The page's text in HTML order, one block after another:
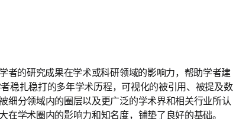
者的研究成果在学术或科研领域的影响力，帮助学者建
稳扎稳打的多年学术历程，可视化的被引用、被提及数
细分领域内的圈层以及更广泛的学术界和相关行业所认
学术圈内的影响力和知名度，铺垫了良好的基础。